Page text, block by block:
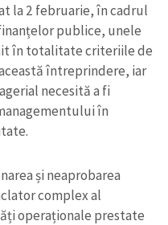
la 2 februarie, în cadrul
publice, unele
în totalitate criteriile de
întreprindere, iar
necesită a fi
în
și neaprobarea
complex al
operaționale prestate